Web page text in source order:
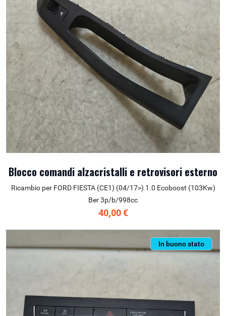
Blocco comandi alzacristalli e retrovisori esterno
Ricambio per FORD FIESTA (CE1) (04/17>) 1.0 Ecoboost (103Kw)
Ber 3p/b/998cc
40,00 €
In buono stato